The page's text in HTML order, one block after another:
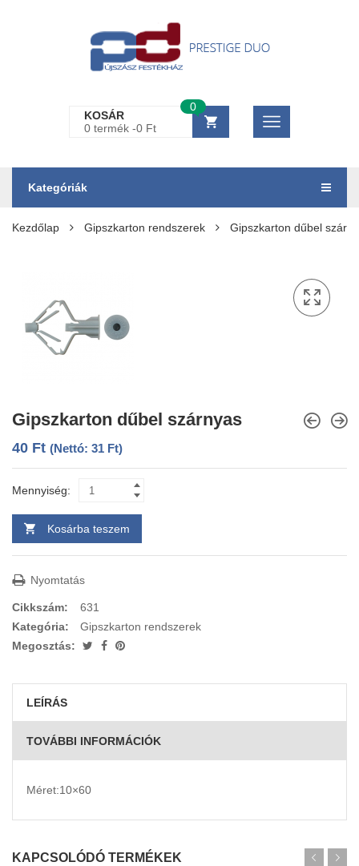
KOSÁR
0 termék -0 Ft
0
Kategóriák
Kezdőlap Gipszkarton rendszerek Gipszkarton dűbel
Gipszkarton dűbel szárnyas
40 Ft (Nettó: 31 Ft)
Mennyiség:
Kosárba teszem
Nyomtatás
Cikkszám:
631
Kategória:
Gipszkarton rendszerek
Megosztás:
LEÍRÁS
TOVÁBBI INFORMÁCIÓK
Méret:10×60
KAPCSOLÓDÓ TERMÉKEK